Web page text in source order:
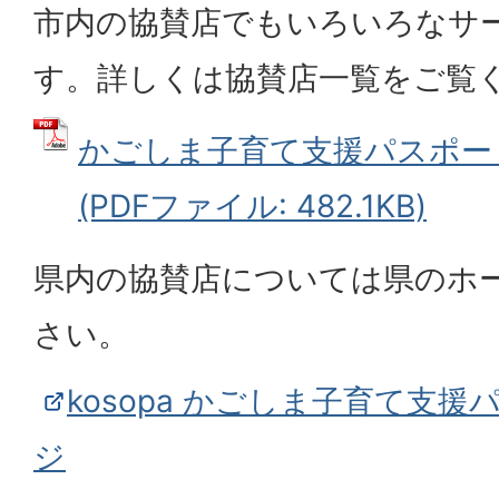
市内の協賛店でもいろいろなサ
す。詳しくは協賛店一覧をご覧
かごしま子育て支援パスポ
(PDFファイル: 482.1KB)
県内の協賛店については県のホ
さい。
kosopa かごしま子育て支援
ジ